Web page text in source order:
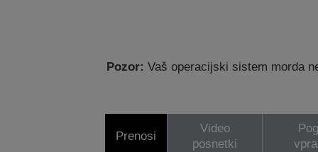
Pozor: Vaš operacijski sistem morda
Prenosi
Video
posnetki